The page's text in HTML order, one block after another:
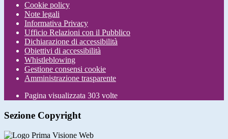
Cookie policy
Note legali
Informativa Privacy
Ufficio Relazioni con il Pubblico
Dichiarazione di accessibilità
Obiettivi di accessibilità
Whistleblowing
Gestione consensi cookie
Amministrazione trasparente
Pagina visualizzata 303 volte
Sezione Copyright